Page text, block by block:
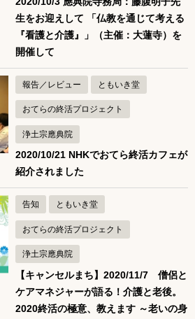
生をお迎えして 「仏教を通じて考える
『看護と介護』」（主催：大蓮寺）を
開催して
報告／レビュー ともいき堂
おてらの終活プロジェクト
浄土宗應典院
2020/10/21 NHKでおてら終活カフェが
紹介されました
告知 ともいき堂
おてらの終活プロジェクト
浄土宗應典院
【キャンセルまち】2020/11/7 僧侶と
ケアマネジャーが語る！介護と老後。
2020終活の極意、教えます ～老いの身